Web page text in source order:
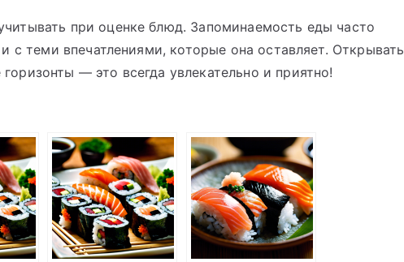
при оценке блюд. Запоминаемость еды часто
с теми впечатлениями, которые она оставляет. Открывать
— это всегда увлекательно и приятно!